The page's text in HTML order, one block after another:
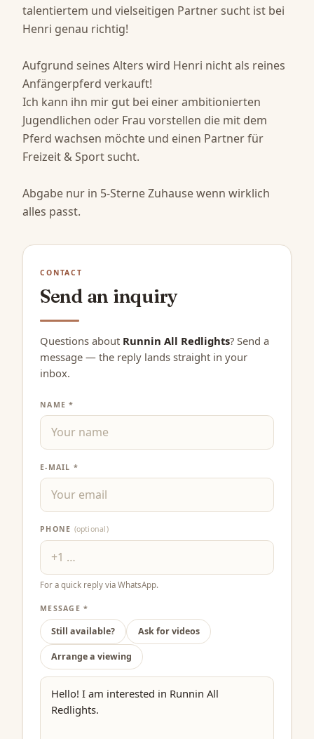
talentiertem und vielseitigen Partner sucht ist bei
Henri genau richtig!
Aufgrund seines Alters wird Henri nicht als reines
Anfängerpferd verkauft!
Ich kann ihn mir gut bei einer ambitionierten
Jugendlichen oder Frau vorstellen die mit dem
Pferd wachsen möchte und einen Partner für
Freizeit & Sport sucht.
Abgabe nur in 5-Sterne Zuhause wenn wirklich
alles passt.
CONTACT
Send an inquiry
Questions about Runnin All Redlights? Send a
message — the reply lands straight in your
inbox.
NAME *
E-MAIL *
PHONE (optional)
For a quick reply via WhatsApp.
MESSAGE *
Still available? Ask for videos
Arrange a viewing